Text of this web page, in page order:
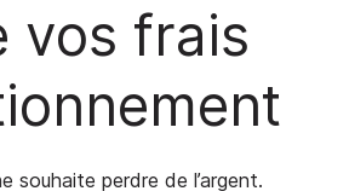
vos frais
souhaite perdre de l’argent.